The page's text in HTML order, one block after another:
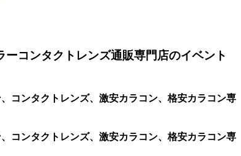
コンタクトレンズ通販専門店のイベント
コンタクトレンズ、激安カラコン、格安カラコン専
コンタクトレンズ、激安カラコン、格安カラコン専